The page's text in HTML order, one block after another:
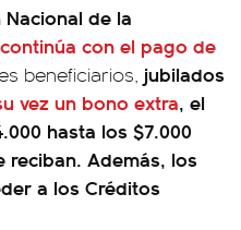
de la
continúa con el pago de
beneficiarios, jubilados
vez un bono extra, el
hasta los $7.000
Además, los
a los Créditos